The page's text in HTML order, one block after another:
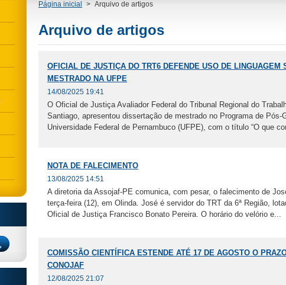
Página inicial > Arquivo de artigos
Arquivo de artigos
OFICIAL DE JUSTIÇA DO TRT6 DEFENDE USO DE LINGUAGEM
MESTRADO NA UFPE
14/08/2025 19:41
O Oficial de Justiça Avaliador Federal do Tribunal Regional do
Santiago, apresentou dissertação de mestrado no Programa de
Universidade Federal de Pernambuco (UFPE), com o título “O que
NOTA DE FALECIMENTO
13/08/2025 14:51
A diretoria da Assojaf-PE comunica, com pesar, o falecimento de
terça-feira (12), em Olinda. José é servidor do TRT da 6ª Região,
Oficial de Justiça Francisco Bonato Pereira. O horário do velório e...
COMISSÃO CIENTÍFICA ESTENDE ATÉ 17 DE AGOSTO O
CONOJAF
12/08/2025 21:07